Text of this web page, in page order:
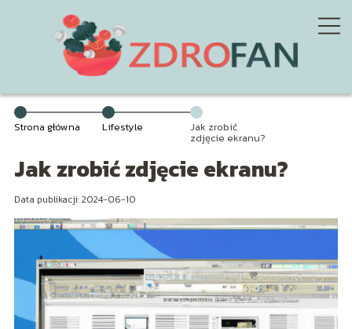
Strona główna Lifestyle Jak zrobić
zdjęcie ekranu?
Jak zrobić zdjęcie ekranu?
Data publikacji: 2024-06-10